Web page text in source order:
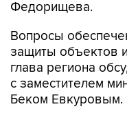
Федорищева.
Вопросы
защиты объектов
глава региона
с заместителем
Беком Евкуровым.